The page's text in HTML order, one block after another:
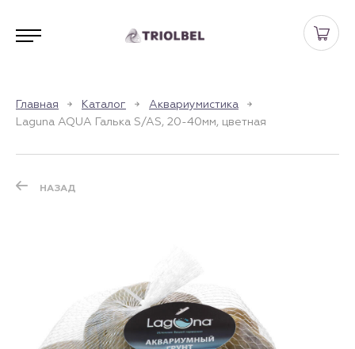
Главная Каталог
Аквариумистика
Laguna AQUA Галька S/AS, 20-40мм, цветная
НАЗАД